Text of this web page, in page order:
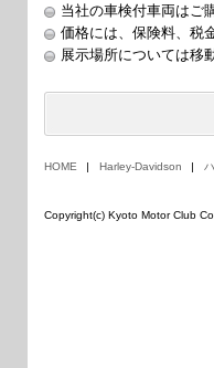
当社の車検付車両はご
価格には、保険料、税
展示場所については移
HOME Harley-Davidson
Copyright(c) Kyoto Motor Club